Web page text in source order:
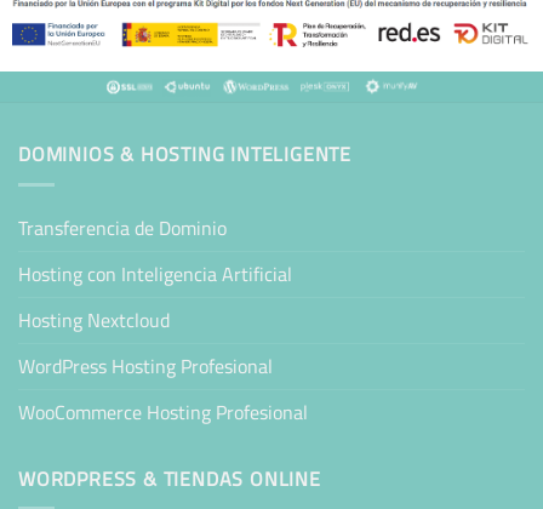
DOMINIOS & HOSTING INTELIGENTE
Transferencia de Dominio
Hosting con Inteligencia Artificial
Hosting Nextcloud
WordPress Hosting Profesional
WooCommerce Hosting Profesional
WORDPRESS & TIENDAS ONLINE